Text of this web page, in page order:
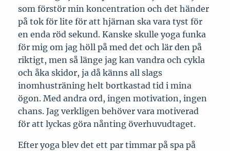
som förstör min koncentration och det händer
på tok för lite för att hjärnan ska vara tyst för
en enda röd sekund. Kanske skulle yoga funka
för mig om jag höll på med det och lär den på
riktigt, men så länge jag kan vandra och cykla
och åka skidor, ja då känns all slags
inomhusträning helt bortkastad tid i mina
ögon. Med andra ord, ingen motivation, ingen
chans. Jag verkligen behöver vara motiverad
för att lyckas göra nånting överhuvudtaget.
Efter yoga blev det ett par timmar på spa på